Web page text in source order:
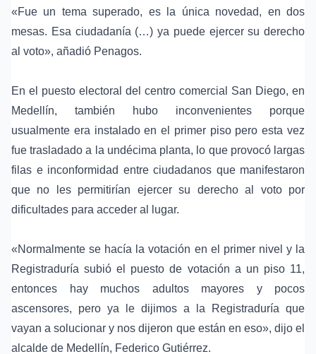
«Fue un tema superado, es la única novedad, en dos
mesas. Esa ciudadanía (…) ya puede ejercer su derecho
al voto», añadió Penagos.
En el puesto electoral del centro comercial San Diego, en
Medellín, también hubo inconvenientes porque
usualmente era instalado en el primer piso pero esta vez
fue trasladado a la undécima planta, lo que provocó largas
filas e inconformidad entre ciudadanos que manifestaron
que no les permitirían ejercer su derecho al voto por
dificultades para acceder al lugar.
«Normalmente se hacía la votación en el primer nivel y la
Registraduría subió el puesto de votación a un piso 11,
entonces hay muchos adultos mayores y pocos
ascensores, pero ya le dijimos a la Registraduría que
vayan a solucionar y nos dijeron que están en eso», dijo el
alcalde de Medellín, Federico Gutiérrez.